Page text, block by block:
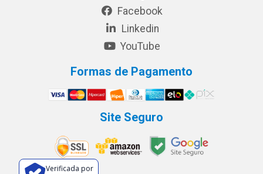
Facebook
Linkedin
YouTube
Formas de Pagamento
Site Seguro
Verificada por